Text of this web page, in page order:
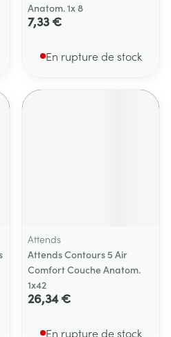
Anatom. 1x 8
7,33 €
En rupture de stock
Attends
Attends Contours 5 Air
Comfort Couche Anatom.
1x42
26,34 €
En rupture de stock